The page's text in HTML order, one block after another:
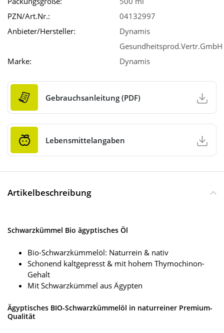
PZN/Art.Nr.:
04132997
Anbieter/Hersteller:
Dynamis
Gesundheitsprod.Vertr.GmbH
Marke:
Dynamis
Gebrauchsanleitung (PDF)
Lebensmittelangaben
Artikelbeschreibung
Schwarzkümmel Bio ägyptisches Öl
Bio-Schwarzkümmelöl: Naturrein & nativ
Schonend kaltgepresst & mit hohem Thymochinon-
Gehalt
Mit Schwarzkümmel aus Ägypten
Ägyptisches BIO-Schwarzkümmelöl in naturreiner Premium-
Qualität